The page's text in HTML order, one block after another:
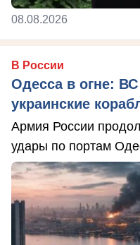
08.08.2026
В России
Одесса в огне:
украинские
Армия России
удары по портам